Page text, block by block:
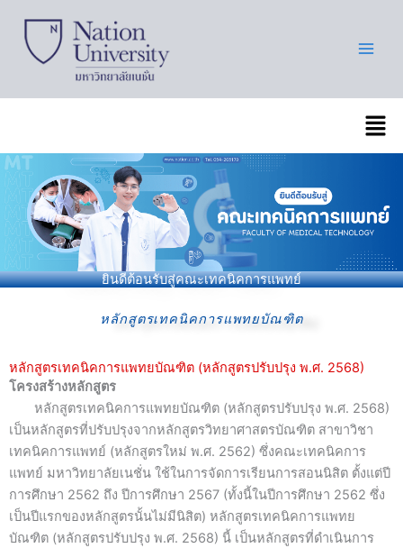
content
เมนู
ยินดีต้อนรับสู่คณะเทคนิคการแพทย์
หลักสูตรเทคนิคการแพทยบัณฑิต
หลักสูตรเทคนิคการแพทยบัณฑิต (หลักสูตรปรับปรุง พ.ศ. 2568)
โครงสร้างหลักสูตร
หลักสูตรเทคนิคการแพทยบัณฑิต (หลักสูตรปรับปรุง พ.ศ. 2568)
เป็นหลักสูตรที่ปรับปรุงจากหลักสูตรวิทยาศาสตรบัณฑิต สาขาวิชา
เทคนิคการแพทย์ (หลักสูตรใหม่ พ.ศ. 2562) ซึ่งคณะเทคนิคการ
แพทย์ มหาวิทยาลัยเนชั่น ใช้ในการจัดการเรียนการสอนนิสิต ตั้งแต่ปี
การศึกษา 2562 ถึง ปีการศึกษา 2567 (ทั้งนี้ในปีการศึกษา 2562 ซึ่ง
เป็นปีแรกของหลักสูตรนั้นไม่มีนิสิต) หลักสูตรเทคนิคการแพทย
บัณฑิต (หลักสูตรปรับปรุง พ.ศ. 2568) นี้ เป็นหลักสูตรที่ดำเนินการ